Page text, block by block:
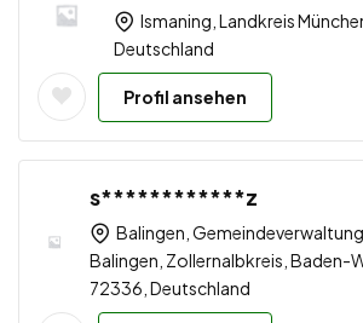
Ismaning, Landkreis
Deutschland
Profil ansehen
s************z
Balingen,
Balingen, Zollernalbkreis, Baden-
72336, Deutschland